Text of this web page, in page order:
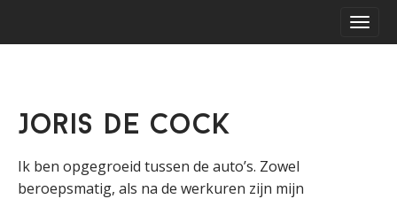
i
Joris De Cock
Ik ben opgegroeid tussen de auto’s. Zowel
beroepsmatig, als na de werkuren zijn mijn